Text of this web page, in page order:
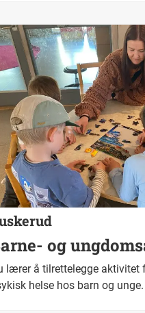
Yrkestittel er
og
lærer å tilrettelegge aktivitet
helse hos barn og